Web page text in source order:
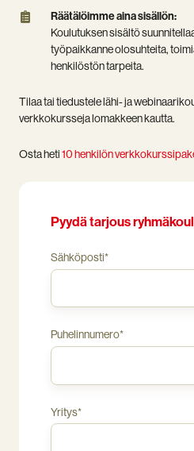
henkilö.
Verkkokurssipaketti
ryhmälle:
(10
hlö).
lisätään
arvonlisävero.
teidän
tiloissanne
meidän
ympäri
Suomen.
Räätälöimme aina sisällön:
Koulutuksen sisältö
työpaikkanne olosuhteita,
henkilöstön tarpeita.
Räätälöimme
sisällön:
Koulutuksen
suunnitellaan
aina
työpaikkanne
henkilöstön
Tilaa tai tiedustele lähi- ja
verkkokursseja lomakkeen kautta.
Osta heti10 henkilön
Pyydä tarjous
Sähköposti*
Puhelinnumero*
Yritys*